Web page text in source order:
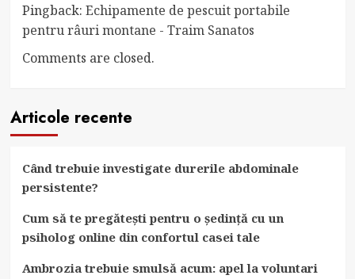
Pingback: Echipamente de pescuit portabile
pentru râuri montane - Traim Sanatos
Comments are closed.
Articole recente
Când trebuie investigate durerile abdominale
persistente?
Cum să te pregătești pentru o ședință cu un
psiholog online din confortul casei tale
Ambrozia trebuie smulsă acum: apel la voluntari